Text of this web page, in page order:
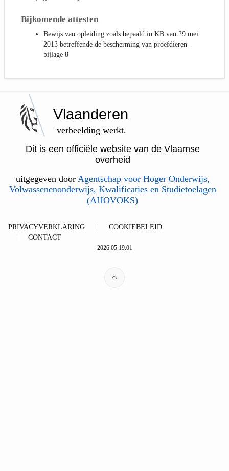
Bijkomende attesten
Bewijs van opleiding zoals bepaald in KB van 29 mei
2013 betreffende de bescherming van proefdieren -
bijlage 8
Vlaanderen
verbeelding werkt.
Dit is een officiële website van de Vlaamse
overheid
uitgegeven door Agentschap voor Hoger Onderwijs,
Volwassenenonderwijs, Kwalificaties en Studietoelagen
(AHOVOKS)
PRIVACYVERKLARING
COOKIEBELEID
CONTACT
2026.05.19.01